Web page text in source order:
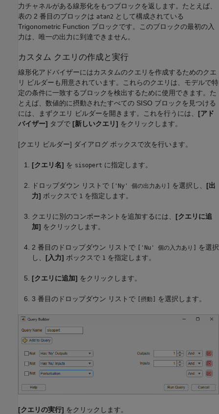
力チャネルがある線形化をもつブロックを返します。たとえば、
表の 2 番目のブロックは atan2 として構成されている
Trigonometric Function ブロックです。このブロックの最初の入
力は、唯一の出力に到達できません。
カスタム クエリの作成と実行
線形化アドバイザーにはカスタムのクエリを作成するためのクエ
リ ビルダーも用意されています。これらのクエリは、モデルで特
定の条件に一致するブロックを検出するために使用できます。た
とえば、数値的に摂動されたすべての SISO ブロックを見つける
には、まずクエリ ビルダーを開きます。これを行うには、 [アド
バイザー] タブで [新しいクエリ] をクリックします。
[クエリ ビルダー] ダイアログ ボックスで次を行います。
[クエリ名] を sisopert に指定します。
ドロップダウン リストで ['Ny' 個の出力あり] を選択し、 [出
力] ボックスで 1 を指定します。
クエリに別のコンポーネントを追加するには、 [クエリに追
加] をクリックします。
2 番目のドロップダウン リストで ['Nu' 個の入力あり]
を選択
し、 [入力] ボックスで 1 を指定します。
[クエリに追加] をクリックします。
3 番目のドロップダウン リストで [摂動] を選択します。
[クエリの実行] をクリックします。